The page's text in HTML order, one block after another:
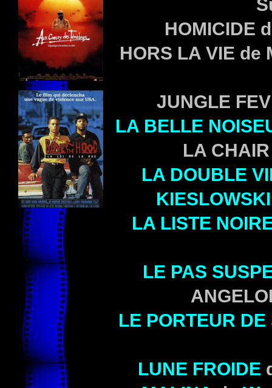
HOMICIDE
HORS LA VIE de
JUNGLE
LA BELLE
LA
LA DOUBLE
KIESLOWSKI
LA LISTE
LE PAS
LE PORTEUR DE
LUNE FROIDE